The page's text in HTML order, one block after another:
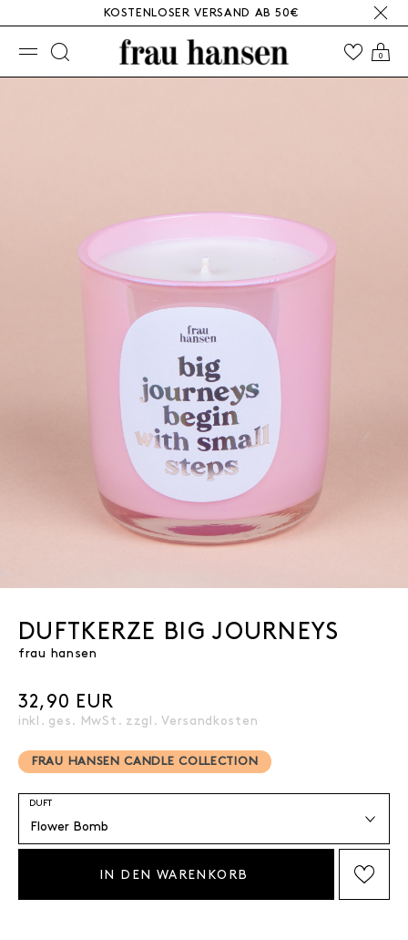
KOSTENLOSER VERSAND AB 50€
0
☰
DUFTKERZE BIG JOURNEYS
frau hansen
32,90 EUR
inkl. ges. MwSt. zzgl.Versandkosten
FRAU HANSEN CANDLE COLLECTION
DUFT
IN DEN WARENKORB